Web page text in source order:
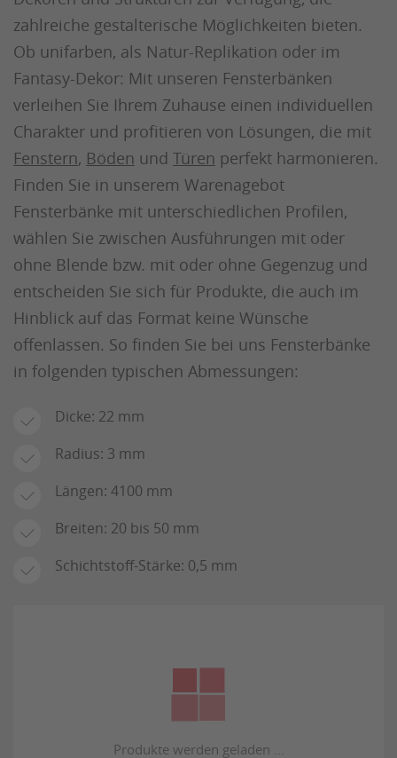
zahlreiche gestalterische Möglichkeiten bieten.
Ob unifarben, als Natur-Replikation oder im
Fantasy-Dekor: Mit unseren Fensterbänken
verleihen Sie Ihrem Zuhause einen individuellen
Charakter und profitieren von Lösungen, die mit
Fenstern, Böden und Türen perfekt harmonieren.
Finden Sie in unserem Warenagebot
Fensterbänke mit unterschiedlichen Profilen,
wählen Sie zwischen Ausführungen mit oder
ohne Blende bzw. mit oder ohne Gegenzug und
entscheiden Sie sich für Produkte, die auch im
Hinblick auf das Format keine Wünsche
offenlassen. So finden Sie bei uns Fensterbänke
in folgenden typischen Abmessungen:
Dicke: 22 mm
Radius: 3 mm
Längen: 4100 mm
Breiten: 20 bis 50 mm
Schichtstoff-Stärke: 0,5 mm